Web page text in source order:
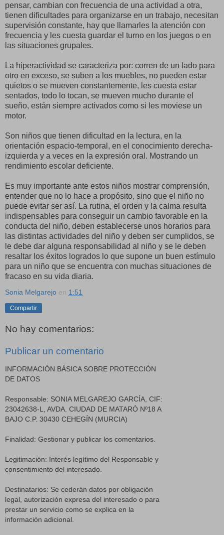
pensar, cambian con frecuencia de una actividad a otra,
tienen dificultades para organizarse en un trabajo, necesitan
supervisión constante, hay que llamarles la atención con
frecuencia y les cuesta guardar el turno en los juegos o en
las situaciones grupales.
La hiperactividad se caracteriza por: corren de un lado para
otro en exceso, se suben a los muebles, no pueden estar
quietos o se mueven constantemente, les cuesta estar
sentados, todo lo tocan, se mueven mucho durante el
sueño, están siempre activados como si les moviese un
motor.
Son niños que tienen dificultad en la lectura, en la
orientación espacio-temporal, en el conocimiento derecha-
izquierda y a veces en la expresión oral. Mostrando un
rendimiento escolar deficiente.
Es muy importante ante estos niños mostrar comprensión,
entender que no lo hace a propósito, sino que el niño no
puede evitar ser así. La rutina, el orden y la calma resulta
indispensables para conseguir un cambio favorable en la
conducta del niño, deben establecerse unos horarios para
las distintas actividades del niño y deben ser cumplidos, se
le debe dar alguna responsabilidad al niño y se le deben
resaltar los éxitos logrados lo que supone un buen estímulo
para un niño que se encuentra con muchas situaciones de
fracaso en su vida diaria.
Sonia Melgarejo en 1:51
Compartir
No hay comentarios:
Publicar un comentario
INFORMACIÓN BÁSICA SOBRE PROTECCIÓN
DE DATOS
Responsable: SONIA MELGAREJO GARCÍA, CIF:
23042638-L, AVDA. CIUDAD DE MATARÓ Nº18 A
BAJO C.P. 30430 CEHEGÍN (MURCIA)
Finalidad: Gestionar y publicar los comentarios.
Legitimación: Interés legítimo del Responsable y
consentimiento del interesado.
Destinatarios: Se cederán datos por obligación
legal, autorización expresa del interesado o para
prestar un servicio como se explica en la
información adicional.